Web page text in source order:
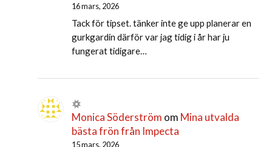
16 mars, 2026
Tack för tipset. tänker inte ge upp planerar en
gurkgardin därför var jag tidig i år har ju
fungerat tidigare…
Monica Söderström om Mina utvalda
bästa frön från Impecta
15 mars, 2026